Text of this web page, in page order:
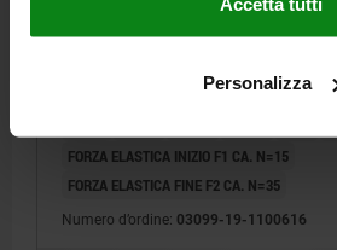
Personalizza
FORZA ELASTICA INIZIO F1 CA. N=15
FORZA ELASTICA FINE F2 CA. N=35
Numero d’ordine: 03099-19-1100616